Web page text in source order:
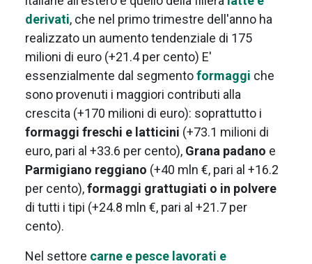
derivati, che nel primo trimestre dell'anno ha
realizzato un aumento tendenziale di 175
milioni di euro (+21.4 per cento) E'
essenzialmente dal segmentoformaggi che
sono provenuti i maggiori contributi alla
crescita (+170 milioni di euro): soprattutto i
formaggi freschi e latticini (+73.1 milioni di
euro, pari al +33.6 per cento), Grana padano e
Parmigiano reggiano (+40 mln €, pari al +16.2
per cento),formaggi grattugiati o in polvere
di tutti i tipi (+24.8 mln €, pari al +21.7 per
cento).
Nel settore carne e pesce lavorati e